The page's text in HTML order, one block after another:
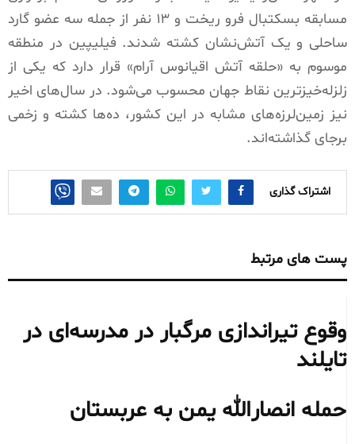
مسابقه بسکتبال فرو ریخت و ۱۳ نفر از جمله سه عضو گارد
ساحلی و یک آتش‌نشان کشته شدند. فیلیپین در منطقه
موسوم به «حلقه آتش اقیانوس آرام» قرار دارد که یکی از
زلزله‌خیزترین نقاط جهان محسوب می‌شود. در سال‌های اخیر
نیز زمین‌لرزه‌های مشابه در این کشور، ده‌ها کشته و زخمی
برجای گذاشته‌اند.
اشتراک گذاری
پست های مرتبط
وقوع تیراندازی مرگبار در مدرسه‌ای در
تایلند
حمله انصارالله یمن به عربستان